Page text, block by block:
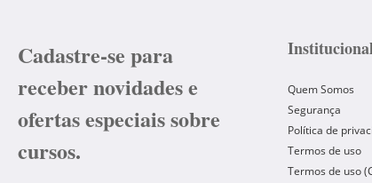
Cadastre-se para
receber novidades e
ofertas especiais sobre
cursos.
Quem Somos
Segurança
Política de
Termos de uso
Termos de uso